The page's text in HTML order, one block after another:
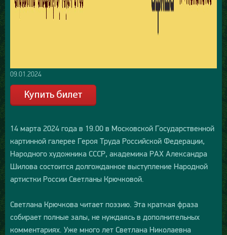
09.01.2024
14 марта 2024 года в 19.00 в Московской Государственной
картинной галерее Героя Труда Российской Федерации,
Народного художника СССР, академика РАХ Александра
Шилова состоится долгожданное выступление Народной
артистки России Светланы Крючковой.
Светлана Крючкова читает поэзию. Эта краткая фраза
собирает полные залы, не нуждаясь в дополнительных
комментариях. Уже много лет Светлана Николаевна